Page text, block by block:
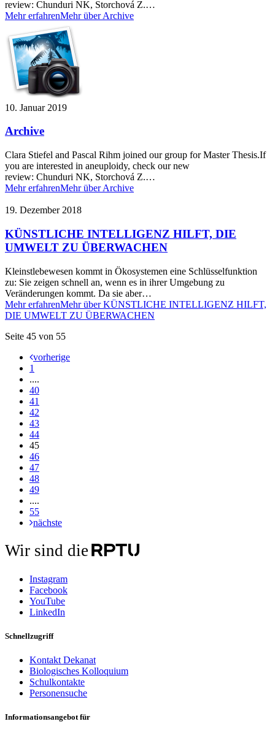
review: Chunduri NK, Storchová Z.…
Mehr erfahrenMehr über Archive
10. Januar 2019
Archive
Clara Stiefel and Pascal Rihm joined our group for Master Thesis.If
you are interested in aneuploidy, check our new
review: Chunduri NK, Storchová Z.…
Mehr erfahrenMehr über Archive
19. Dezember 2018
KÜNSTLICHE INTELLIGENZ HILFT, DIE
UMWELT ZU ÜBERWACHEN
Kleinstlebewesen kommt in Ökosystemen eine Schlüsselfunktion
zu: Sie zeigen schnell an, wenn es in ihrer Umgebung zu
Veränderungen kommt. Da sie aber…
Mehr erfahrenMehr über KÜNSTLICHE INTELLIGENZ HILFT,
DIE UMWELT ZU ÜBERWACHEN
Seite 45 von 55
vorherige
1
....
40
41
42
43
44
45
46
47
48
49
....
55
nächste
Wir sind die
Instagram
Facebook
YouTube
LinkedIn
Schnellzugriff
Kontakt Dekanat
Biologisches Kolloquium
Schulkontakte
Personensuche
Informationsangebot für